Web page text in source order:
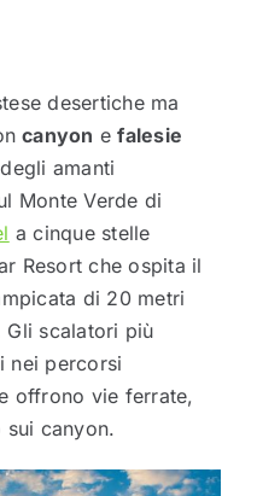
desertiche ma
canyon efalesie
amanti
Monte Verde di
a cinque stelle
Resort che ospita il
di 20 metri
Gli scalatori più
nei percorsi
offrono vie ferrate,
canyon.